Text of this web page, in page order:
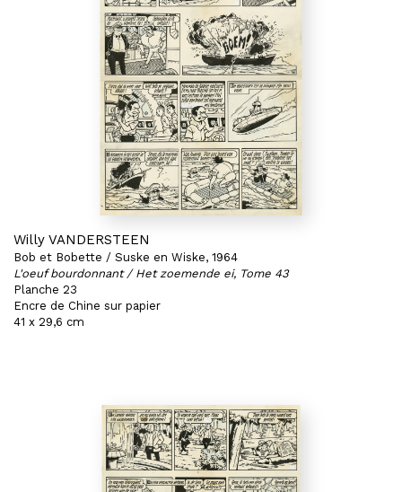
Willy VANDERSTEEN
Bob et Bobette / Suske en Wiske, 1964
L'oeuf bourdonnant / Het zoemende ei, Tome 43
Planche 23
Encre de Chine sur papier
41 x 29,6 cm